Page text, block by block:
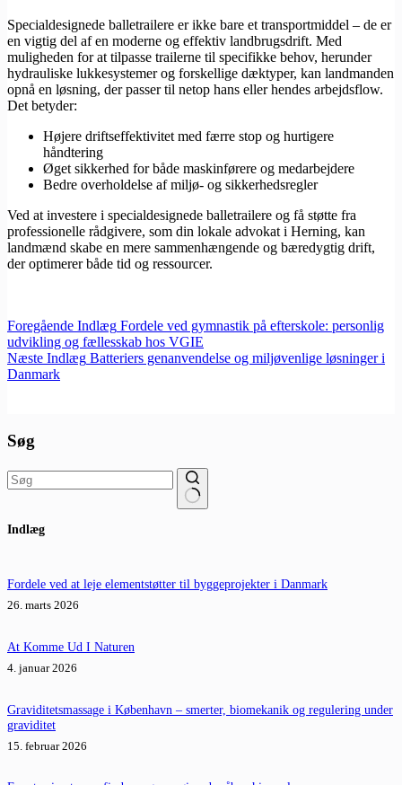
Specialdesignede balletrailere er ikke bare et transportmiddel – de er
en vigtig del af en moderne og effektiv landbrugsdrift. Med
muligheden for at tilpasse trailerne til specifikke behov, herunder
hydrauliske lukkesystemer og forskellige dæktyper, kan landmanden
opnå en løsning, der passer til netop hans eller hendes arbejdsflow.
Det betyder:
Højere driftseffektivitet med færre stop og hurtigere
håndtering
Øget sikkerhed for både maskinførere og medarbejdere
Bedre overholdelse af miljø- og sikkerhedsregler
Ved at investere i specialdesignede balletrailere og få støtte fra
professionelle rådgivere, som din lokale advokat i Herning, kan
landmænd skabe en mere sammenhængende og bæredygtig drift,
der optimerer både tid og ressourcer.
Foregående Indlæg Fordele ved gymnastik på efterskole: personlig
udvikling og fællesskab hos VGIE
Næste Indlæg Batteriers genanvendelse og miljøvenlige løsninger i
Danmark
Søg
resultater
Indlæg
Fordele ved at leje elementstøtter til byggeprojekter i Danmark
26. marts 2026
At Komme Ud I Naturen
4. januar 2026
Graviditetsmassage i København – smerter, biomekanik og regulering under
graviditet
15. februar 2026